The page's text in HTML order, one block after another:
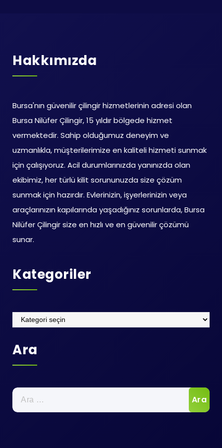
Hakkımızda
Bursa'nın güvenilir çilingir hizmetlerinin adresi olan
Bursa Nilüfer Çilingir, 15 yıldır bölgede hizmet
vermektedir. Sahip olduğumuz deneyim ve
uzmanlıkla, müşterilerimize en kaliteli hizmeti sunmak
için çalışıyoruz. Acil durumlarınızda yanınızda olan
ekibimiz, her türlü kilit sorununuzda size çözüm
sunmak için hazırdır. Evlerinizin, işyerlerinizin veya
araçlarınızın kapılarında yaşadığınız sorunlarda, Bursa
Nilüfer Çilingir size en hızlı ve en güvenilir çözümü
sunar.
Kategoriler
Kategoriler
Ara
Arama: